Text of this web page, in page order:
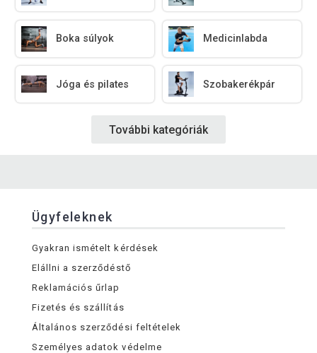
Boka súlyok Medicinlabda
Jóga és pilates Szobakerékpár
További kategóriák
Ügyfeleknek
Gyakran ismételt kérdések
Elállni a szerződéstő
Reklamációs űrlap
Fizetés és szállítás
Általános szerződési feltételek
Személyes adatok védelme